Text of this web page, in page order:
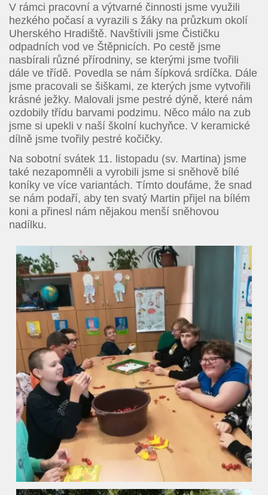
Úvod
Organizace školního roku
Úřední deska
Naše škola
Základní škola
ZŠ speciální
ZŠ a MŠ při nemocnici
Vyhledávání na webu
V rámci pracovní a výtvarné činnosti jsme využili
hezkého počasí a vyrazili s žáky na průzkum okolí
Uherského Hradiště. Navštívili jsme Čističku
odpadních vod ve Štěpnicích. Po cestě jsme
nasbírali různé přírodniny, se kterými jsme tvořili
dále ve třídě. Povedla se nám šípková srdíčka. Dále
jsme pracovali se šiškami, ze kterých jsme vytvořili
krásné ježky. Malovali jsme pestré dýně, které nám
ozdobily třídu barvami podzimu. Něco málo na zub
jsme si upekli v naší školní kuchyňce. V keramické
dílně jsme tvořily pestré kočičky.
Na sobotní svátek 11. listopadu (sv. Martina) jsme
také nezapomněli a vyrobili jsme si sněhově bílé
koníky ve více variantách. Tímto doufáme, že snad
se nám podaří, aby ten svatý Martin přijel na bílém
koni a přinesl nám nějakou menší sněhovou
nadílku.